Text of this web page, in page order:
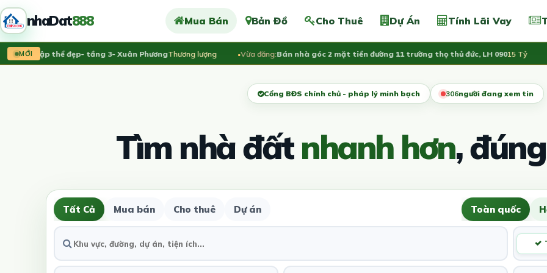
nhaDat888 Mua Bán Bản Đồ Cho Thuê Dự Án Tính Lãi Vay
MỚI
tập thể đẹp- tầng 3- Xuân PhươngThương lượng Vừa đăng:Bán nhà góc 2 mặt tiền đường 11 trường thọ thủ đức, LH 09015 Tỷ
Cổng BĐS chính chủ - pháp lý minh bạch 306người đang xem tin
Tìm nhà đấtnhanh hơn,
Tất Cả Mua bán Cho thuê Dự án Toàn quốc